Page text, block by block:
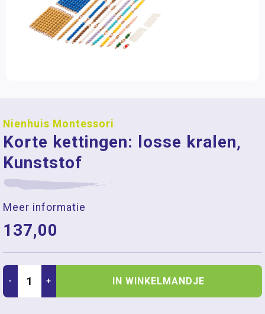
Nienhuis Montessori
Korte kettingen: losse kralen,
Kunststof
Meer informatie
137,00
- + IN WINKELMANDJE